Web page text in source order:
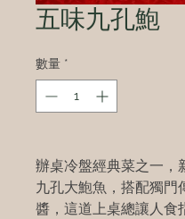
五味九孔鮑
數量 *
辦桌冷盤經典菜之一，
九孔大鮑魚，搭配獨門
醬，這道上桌總讓人食